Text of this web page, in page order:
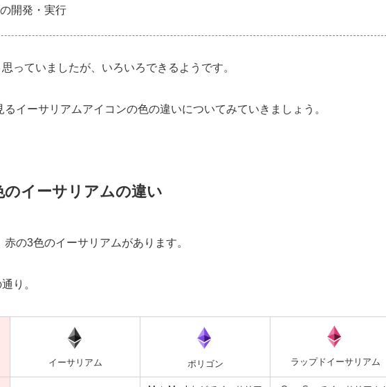
開発・実行
っていましたが、いろいろできるようです。
イーサリアムアイコンの色の違いについてみていきましょう。
のイーサリアムの違い
の3色のイーサリアムがあります。
り。
イーサリアム
ポリゴン ラップドイーサリアム